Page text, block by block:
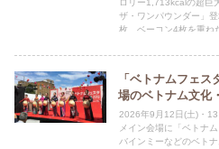
ザ・ワンパウンダー」
枚、ベーコン4枚を重ね
「ベトナムフェ
場のベトナム文化
2026年9月12日(土)・
メイン会場に「ベトナ
バインミーなどのベト